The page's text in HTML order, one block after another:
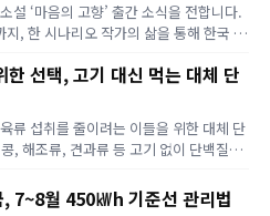
설 ‘마음의 고향’ 출간 소식을 전합니다.
지, 한 시나리오 작가의 삶을 통해 한국 영
한 선택, 고기 대신 먹는 대체 단
류 섭취를 줄이려는 이들을 위한 대체 단
, 해조류, 견과류 등 고기 없이 단백질을
다.7~8월 450㎾h 기준선 관리법